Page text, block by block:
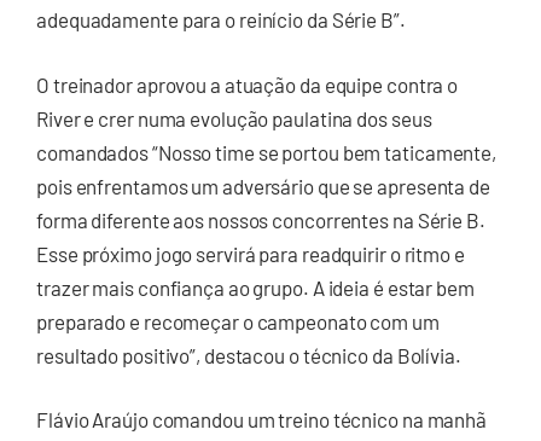
adequadamente para o reinício da Série B”.
O treinador aprovou a atuação da equipe contra o
River e crer numa evolução paulatina dos seus
comandados “Nosso time se portou bem taticamente,
pois enfrentamos um adversário que se apresenta de
forma diferente aos nossos concorrentes na Série B.
Esse próximo jogo servirá para readquirir o ritmo e
trazer mais confiança ao grupo. A ideia é estar bem
preparado e recomeçar o campeonato com um
resultado positivo”, destacou o técnico da Bolívia.
Flávio Araújo comandou um treino técnico na manhã